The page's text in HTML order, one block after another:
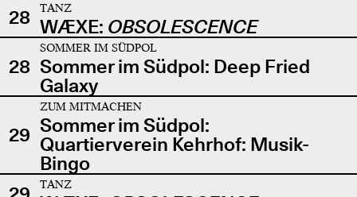
28
TANZ
WÆXE: OBSOLESCENCE
28
SOMMER IM SÜDPOL
Sommer im Südpol: Deep Fried
Galaxy
29
ZUM MITMACHEN
Sommer im Südpol:
Quartierverein Kehrhof: Musik-
Bingo
TANZ